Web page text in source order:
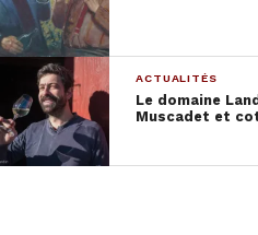
ACTUALITÉS
Le domaine
Muscadet et